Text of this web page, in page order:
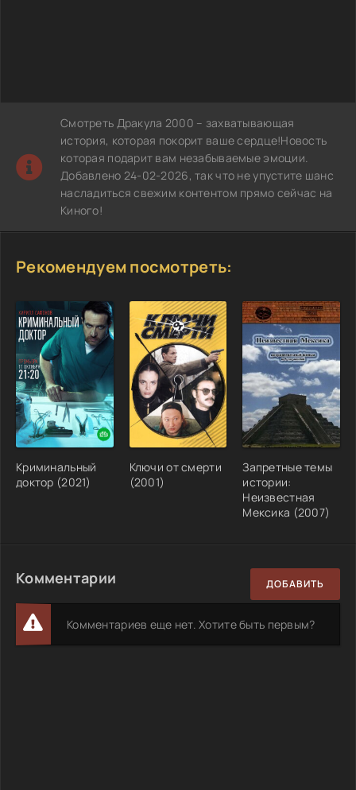
Смотреть Дракула 2000 – захватывающая
история, которая покорит ваше сердце!Новость
которая подарит вам незабываемые эмоции.
Добавлено 24-02-2026, так что не упустите шанс
насладиться свежим контентом прямо сейчас на
Киного!
Рекомендуем посмотреть:
Криминальный
доктор (2021)
Ключи от смерти
(2001)
Запретные темы
истории:
Неизвестная
Мексика (2007)
Комментарии ДОБАВИТЬ
Комментариев еще нет. Хотите быть первым?